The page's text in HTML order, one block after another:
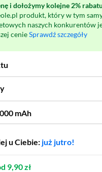
i dołożymy kolejne 2% rabatu
produkt, który w tym
naszych konkurentów
cenieSprawdź szczegóły
mAh
u Ciebie: już jutro!
9,90 zł